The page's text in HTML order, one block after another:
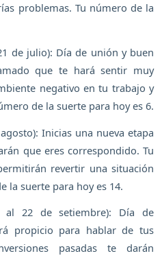
problemas. Tu número de la
de julio): Día de unión y buen
que te hará sentir muy
negativo en tu trabajo y
de la suerte para hoy es 6.
Inicias una nueva etapa
que eres correspondido. Tu
revertir una situación
la suerte para hoy es 14.
22 de setiembre): Día de
propicio para hablar de tus
pasadas te darán